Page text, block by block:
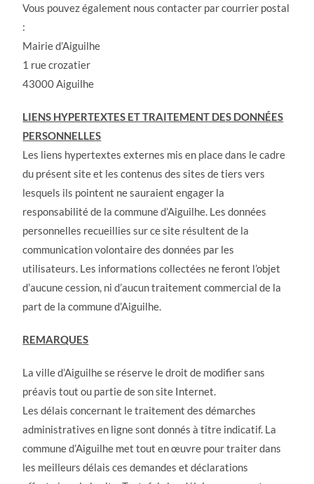
Vous pouvez également nous contacter par courrier postal
:
Mairie d’Aiguilhe
1 rue crozatier
43000 Aiguilhe
LIENS HYPERTEXTES ET TRAITEMENT DES DONNÉES
PERSONNELLES
Les liens hypertextes externes mis en place dans le cadre
du présent site et les contenus des sites de tiers vers
lesquels ils pointent ne sauraient engager la
responsabilité de la commune d’Aiguilhe. Les données
personnelles recueillies sur ce site résultent de la
communication volontaire des données par les
utilisateurs. Les informations collectées ne feront l’objet
d’aucune cession, ni d’aucun traitement commercial de la
part de la commune d’Aiguilhe.
REMARQUES
La ville d’Aiguilhe se réserve le droit de modifier sans
préavis tout ou partie de son site Internet.
Les délais concernant le traitement des démarches
administratives en ligne sont donnés à titre indicatif. La
commune d’Aiguilhe met tout en œuvre pour traiter dans
les meilleurs délais ces demandes et déclarations